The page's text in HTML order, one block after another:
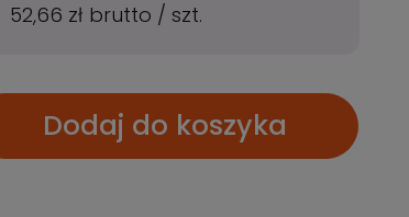
52,66 zł brutto /szt.
Dodaj do koszyka